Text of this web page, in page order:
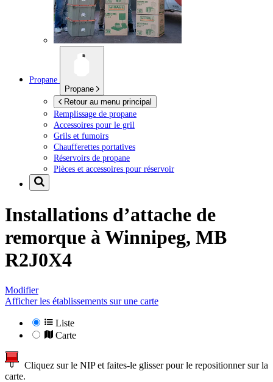
Propane
Propane
Retour au menu principal
Remplissage de propane
Accessoires pour le gril
Grils et fumoirs
Chaufferettes portatives
Réservoirs de propane
Pièces et accessoires pour réservoir
Installations d’attache de
remorque à Winnipeg, MB
R2J0X4
Modifier
Afficher les établissements sur une carte
Liste
Carte
Cliquez sur le NIP et faites-le glisser pour le repositionner sur la
carte.